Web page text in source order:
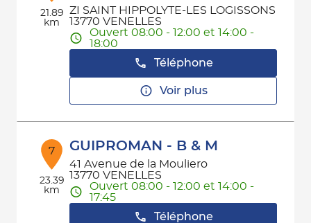
21.89
km
ZI SAINT HIPPOLYTE-LES LOGISSONS
13770 VENELLES
Ouvert 08:00 - 12:00 et 14:00 -
18:00
Téléphone
Voir plus
7
23.39
km
GUIPROMAN - B & M
41 Avenue de la Mouliero
13770 VENELLES
Ouvert 08:00 - 12:00 et 14:00 -
17:45
Téléphone